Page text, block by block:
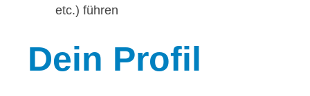
etc.) führen
Dein Profil